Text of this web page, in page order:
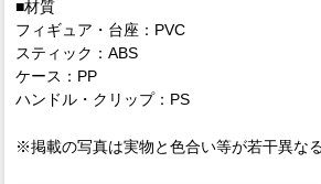
■材質
フィギュア・台座：PVC
スティック：ABS
ケース：PP
ハンドル・クリップ：PS
※掲載の写真は実物と色合い等が若干異な